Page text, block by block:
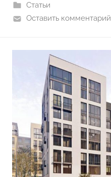
Статьи
Оставить комментарий